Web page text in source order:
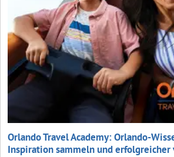
Orlando Travel Academy: Orlando-
Inspiration sammeln und erfolgreicher